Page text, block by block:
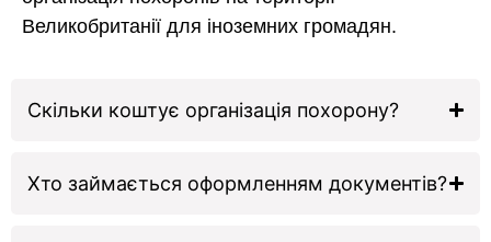
Великобританії для іноземних громадян.
Скільки коштує організація похорону?
Хто займається оформленням документів?